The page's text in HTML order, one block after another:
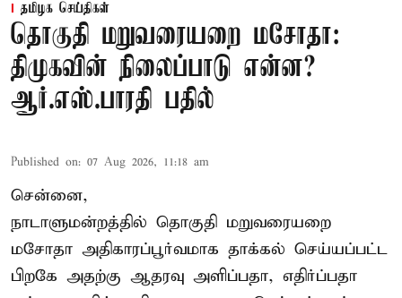
தமிழக செய்திகள்
தொகுதி மறுவரையறை மசோதா:
திமுகவின் நிலைப்பாடு என்ன?
ஆர்.எஸ்.பாரதி பதில்
Published on: 07 Aug 2026, 11:18 am
சென்னை,
நாடாளுமன்றத்தில் தொகுதி மறுவரையறை
மசோதா அதிகாரப்பூர்வமாக தாக்கல் செய்யப்பட்ட
பிறகே அதற்கு ஆதரவு அளிப்பதா, எதிர்ப்பதா